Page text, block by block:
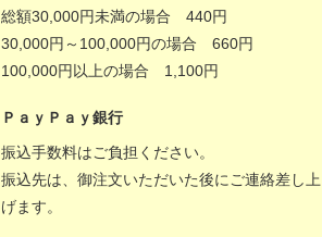
総額30,000円未満の場合 440円
30,000円～100,000円の場合 660円
100,000円以上の場合 1,100円
ＰａｙＰａｙ銀行
振込手数料はご負担ください。
振込先は、御注文いただいた後にご連絡差し上
げます。